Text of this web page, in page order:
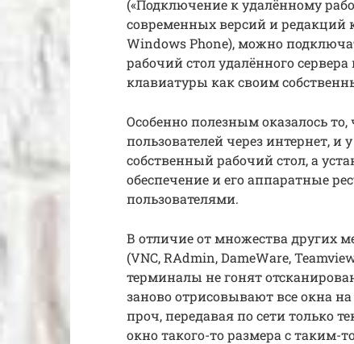
(«Подключение к удалённому
современных версий и редакций
Windows Phone), можно
рабочий стол удалённого
клавиатуры как своим
Особенно полезным оказалось
пользователей через интернет, и
собственный рабочий стол, а
обеспечение и его аппаратные
пользователями.
В отличие от множества других
(VNC, RAdmin, DameWare,
терминалы не гонят
заново отрисовывают все окна
проч, передавая по сети только
окно такого-то размера с таким-